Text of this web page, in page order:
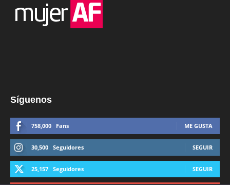
Síguenos
758,000 Fans ME GUSTA
30,500 Seguidores SEGUIR
25,157 Seguidores SEGUIR